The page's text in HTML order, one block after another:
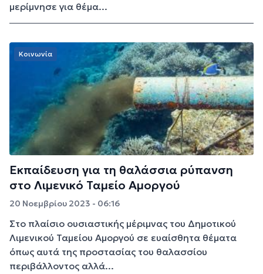
μερίμνησε για θέμα...
Κοινωνία
Εκπαίδευση για τη θαλάσσια ρύπανση
στο Λιμενικό Ταμείο Αμοργού
20 Νοεμβρίου 2023 - 06:16
Στο πλαίσιο ουσιαστικής μέριμνας του Δημοτικού
Λιμενικού Ταμείου Αμοργού σε ευαίσθητα θέματα
όπως αυτά της προστασίας του θαλασσίου
περιβάλλοντος αλλά...